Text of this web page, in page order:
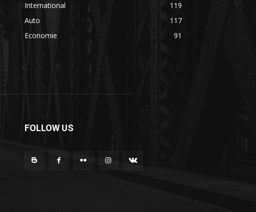
International
119
Auto
117
Economie
91
FOLLOW US